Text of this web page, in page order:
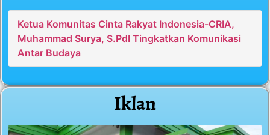
Ketua Komunitas Cinta Rakyat Indonesia-CRIA,
Muhammad Surya, S.PdI Tingkatkan Komunikasi
Antar Budaya
Iklan